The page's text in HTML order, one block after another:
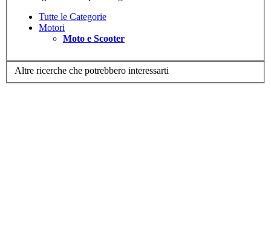
Tutte le Categorie
Motori
Moto e Scooter
Altre ricerche che potrebbero interessarti